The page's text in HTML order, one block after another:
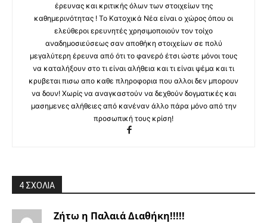
έρευνας και κριτικής όλων των στοιχείων της
καθημερινότητας ! Το Κατοχικά Νέα είναι ο χώρος όπου οι
ελεύθεροι ερευνητές χρησιμοποιούν τον τοίχο
αναδημοσιεύσεως σαν αποθήκη στοιχείων σε πολύ
μεγαλύτερη έρευνα από ότι το φανερό έτσι ώστε μόνοι τους
να καταλήξουν στο τι είναι αλήθεια και τι είναι ψέμα και τι
κρυβεται πισω απο καθε πληροφορια που αλλοι δεν μπορουν
να δουν! Χωρίς να αναγκαστούν να δεχθούν δογματικές και
μασημενες αλήθειες από κανέναν άλλο πάρα μόνο από την
προσωπική τους κρίση!
4 ΣΧΟΛΙΑ
Ζήτω η Παλαιά Διαθήκη!!!!!